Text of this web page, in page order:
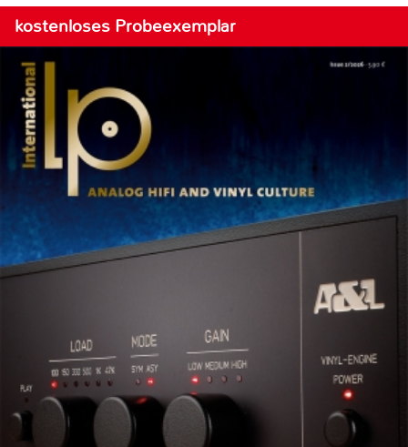
kostenloses Probeexemplar